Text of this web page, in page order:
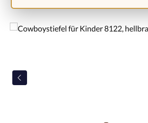
Bildergalerie überspringen